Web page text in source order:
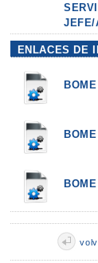
JEFE/
ENLACES DE